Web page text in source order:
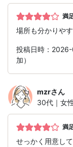
満
場所も分かりや
投稿日時：
加）
mzrさん
30代｜女
満
せっかく用意し